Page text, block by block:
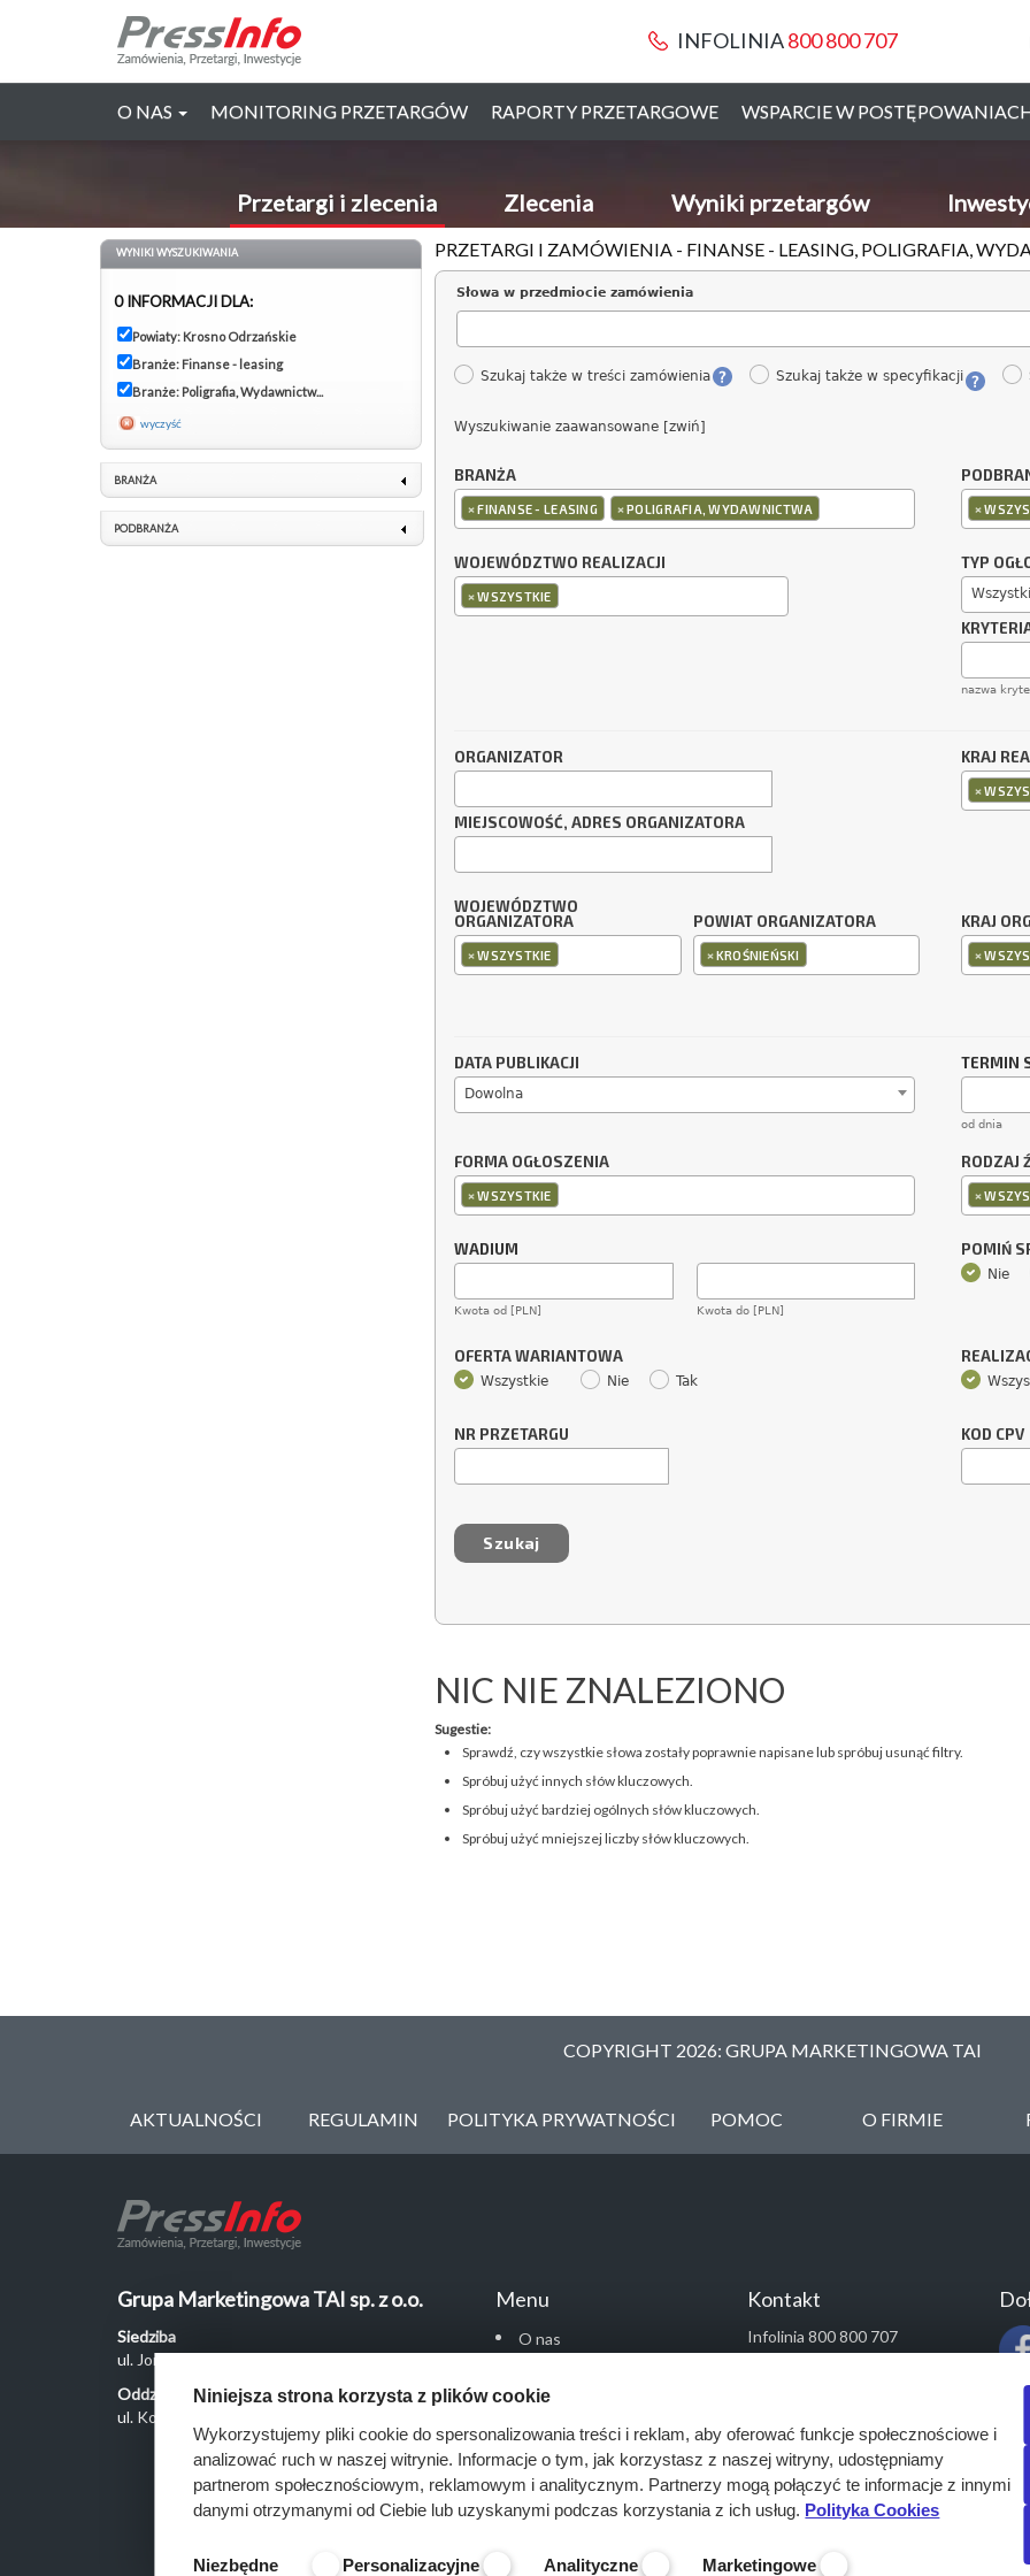
INFOLINIA800 800 707
O NAS MONITORING PRZETARGÓW RAPORTY PRZETARGOWE WSPARCIE W
Przetargi i zlecenia Zlecenia Wyniki przetargów
PRZETARGI I ZAMÓWIENIA - FINANSE - LEASING, POLIGRAFIA,
Słowa w przedmiocie zamówienia
Szukaj także w treści zamówienia Szukaj także w specyfikacji
Wyszukiwanie zaawansowane [zwiń]
BRANŻA
×FINANSE - LEASING ×POLIGRAFIA, WYDAWNICTWA ×
WOJEWÓDZTWO REALIZACJI
×WSZYSTKIE
TYP
nazwa
ORGANIZATOR
MIEJSCOWOŚĆ, ADRES ORGANIZATORA
KRAJ
×
WOJEWÓDZTWO
ORGANIZATORA
×WSZYSTKIE
POWIAT ORGANIZATORA
×KROŚNIEŃSKI
KRAJ
×
DATA PUBLIKACJI
Dowolna
TERMIN
od dnia
FORMA OGŁOSZENIA
×WSZYSTKIE
RODZAJ
×
WADIUM
Kwota od [PLN] Kwota do [PLN]
POMIŃ
Nie
OFERTA WARIANTOWA
Wszystkie Nie Tak
NR PRZETARGU KOD CPV
NIC NIE ZNALEZIONO
Sugestie:
Sprawdź, czy wszystkie słowa zostały poprawnie napisane lub spróbuj usunąć filtry.
Spróbuj użyć innych słów kluczowych.
Spróbuj użyć bardziej ogólnych słów kluczowych.
Spróbuj użyć mniejszej liczby słów kluczowych.
WYNIKI WYSZUKIWANIA
0 INFORMACJI DLA:
Powiaty: Krosno Odrzańskie
Branże: Finanse - leasing
Branże: Poligrafia, Wydawnictw...
wyczyść
BRANŻA
PODBRANŻA
COPYRIGHT 2026: GRUPA MARKETINGOWA TAI
AKTUALNOŚCI REGULAMIN POLITYKA PRYWATNOŚCI POMOC O FIRMIE
Grupa Marketingowa TAI sp. z o.o.
Siedziba
ul. Jordanowska 12, 04-204 Warszawa
Oddział Poznań
ul. Kochanowskiego 18/6, 60-846 Poznań
Menu
O nas
Monitoring przetargów
Raporty przetargowe
Ustawienia cookies
Kontakt
Kontakt
Infolinia 800 800 707
kontakt@pressinfo.pl
Niniejsza strona korzysta z plików cookie
Wykorzystujemy pliki cookie do spersonalizowania treści i reklam, aby oferować funkcje społecznościowe i
analizować ruch w naszej witrynie. Informacje o tym, jak korzystasz z naszej witryny, udostępniamy
partnerom społecznościowym, reklamowym i analitycznym. Partnerzy mogą połączyć te informacje z innymi
danymi otrzymanymi od Ciebie lub uzyskanymi podczas korzystania z ich usług. Polityka Cookies
Niezbędne Personalizacyjne Analityczne Marketingowe